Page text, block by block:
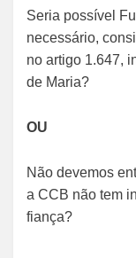
Seria possível
necessário,
no artigo 1.647,
de Maria?
OU
Não devemos
a CCB não tem
fiança?